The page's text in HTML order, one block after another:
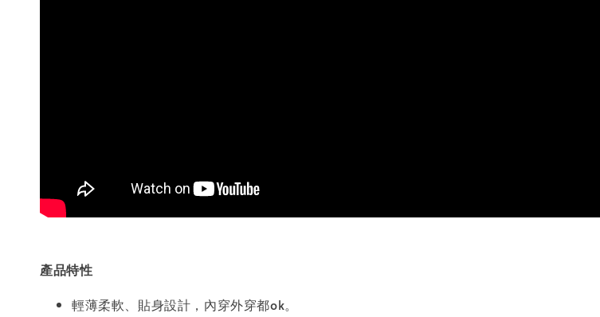
產品特性
輕薄柔軟、貼身設計，內穿外穿都ok。